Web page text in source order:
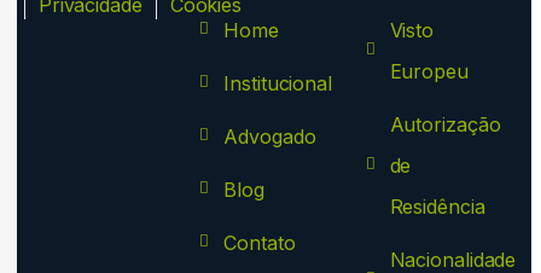
Privacidade Cookies
Home
Institucional
Advogado
Blog
Contato
Visto
Europeu
Autorização
de
Residência
Nacionalidade